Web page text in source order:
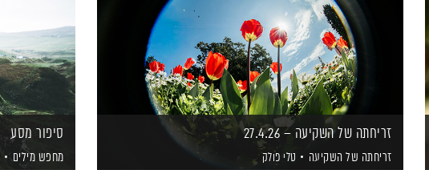
זריחתה של השקיעה – 27.4.26
זריחתה של השקיעה טלי פולק
סיפור מסע
מחפש מילים